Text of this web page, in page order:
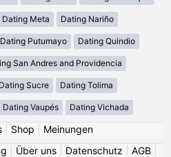
Dating Meta Dating Nariño
Dating Putumayo Dating Quindio
San Andres and Providencia
Dating Sucre Dating Tolima
Dating Vaupés Dating Vichada
| Shop
Meinungen
Über uns Datenschutz AGB